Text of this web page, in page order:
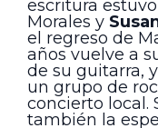
escritura
Morales y
el regreso de
años vuelve a
de su guitarra,
un grupo de
concierto local.
también la